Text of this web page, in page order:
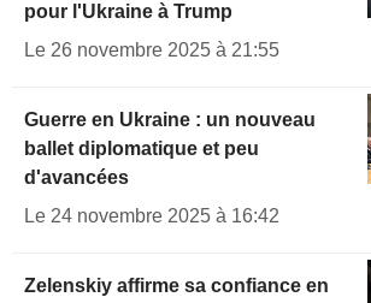
pour l'Ukraine à Trump
Le 26 novembre 2025 à 21:55
Guerre en Ukraine : un nouveau
ballet diplomatique et peu
d'avancées
Le 24 novembre 2025 à 16:42
Zelenskiy affirme sa confiance en